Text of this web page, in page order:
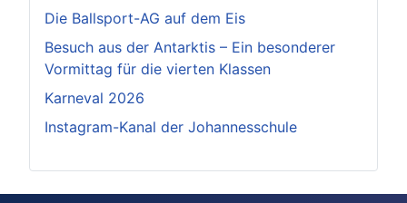
Die Ballsport-AG auf dem Eis
Besuch aus der Antarktis – Ein besonderer
Vormittag für die vierten Klassen
Karneval 2026
Instagram-Kanal der Johannesschule